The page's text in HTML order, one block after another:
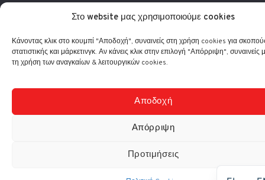
Στο website μας χρησιμοποιούμε cookies
Κάνοντας κλικ στο κουμπί "Αποδοχή", συναινείς στη χρήση cookies για
στατιστικής και μάρκετινγκ. Αν κάνεις κλικ στην επιλογή "Απόρριψη", συναινείς
τη χρήση των αναγκαίων & λειτουργικών cookies.
Αποδοχή
Απόρριψη
Προτιμήσεις